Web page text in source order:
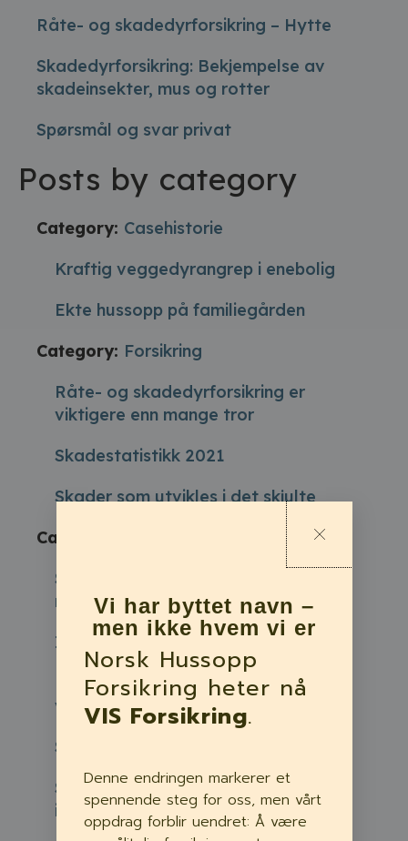
Råte- og skadedyrforsikring – Hytte
Skadedyrforsikring: Bekjempelse av
skadeinsekter, mus og rotter
Spørsmål og svar privat
Posts by category
Category: Casehistorie
Kraftig veggedyrangrep i enebolig
Ekte hussopp på familiegården
Category: Forsikring
Råte- og skadedyrforsikring er
viktigere enn mange tror
Skadestatistikk 2021
Skader som utvikles i det skjulte
Category:
Smeltevann kan forårsake
muggsopp og råteskade
Ikke glem å lufte om vinteren
Pass på dette når du pakker bort
vinteren
Slik fjerner du muggsopp
Skal du etterisolere? Pass på at du
ikke får fukt og råte
Vi har byttet navn –
men ikke hvem vi er
Norsk Hussopp
Forsikring heter nå
VIS Forsikring.
Denne endringen markerer et
spennende steg for oss, men vårt
oppdrag forblir uendret: Å være